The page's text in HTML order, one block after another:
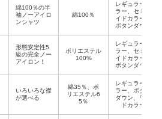
綿100％の半
袖ノーアイロ
ンシャツ
綿100％
レギュラーカ
ラー、セミワ
イドカラー、
ボタンダウン
形態安定性5
級の完全ノー
アイロン！
ポリエステル
100%
レギュラーカ
ラー、セミワ
イドカラー、
ボタンダウン
いろいろな襟
が選べる
綿35％、ポ
リエステル6
5％
レギュラーカ
ラー、ボタン
ダウン、ワイ
ドカラー